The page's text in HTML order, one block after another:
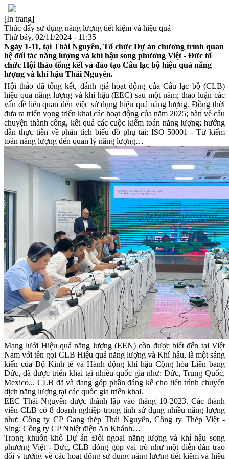
[In trang]
Thúc đẩy sử dụng năng lượng tiết kiệm và hiệu quả
Thứ bảy, 02/11/2024 - 11:35
Ngày 1-11, tại Thái Nguyên, Tổ chức Dự án chương trình quan
hệ đối tác năng lượng và khí hậu song phương Việt - Đức tổ
chức Hội thảo tổng kết và đào tạo Câu lạc bộ hiệu quả năng
lượng và khí hậu Thái Nguyên.
Hội thảo đã tổng kết, đánh giá hoạt động của Câu lạc bộ (CLB)
hiệu quả năng lượng và khí hậu (EEC) sau một năm; thảo luận các
vấn đề liên quan đến việc sử dụng hiệu quả năng lượng. Đồng thời
đưa ra triển vọng triển khai các hoạt động của năm 2025; bàn về câu
chuyện thành công, kết quả các cuộc kiểm toán năng lượng; hướng
dẫn thực tiễn về phân tích biểu đồ phụ tải; ISO 50001 - Từ kiểm
toán năng lượng đến quản lý năng lượng…
Mạng lưới Hiệu quả năng lượng (EEN) còn được biết đến tại Việt
Nam với tên gọi CLB Hiệu quả năng lượng và Khí hậu, là một sáng
kiến của Bộ Kinh tế và Hành động khí hậu Cộng hòa Liên bang
Đức, đã được triển khai tại nhiều quốc gia như: Đức, Trung Quốc,
Mexico... CLB đã và đang góp phần đáng kể cho tiến trình chuyển
dịch năng lượng tại các quốc gia triển khai.
EEC Thái Nguyên được thành lập vào tháng 10-2023. Các thành
viên CLB có 8 doanh nghiệp trong tỉnh sử dụng nhiều năng lượng
như: Công ty CP Gang thép Thái Nguyên, Công ty Thép Việt -
Sing; Công ty CP Nhiệt điện An Khánh…
Trong khuôn khổ Dự án Đối ngoại năng lượng và khí hậu song
phương Việt - Đức, CLB đóng góp vai trò như một diễn đàn trao
đổi ý tưởng về các hoạt động sử dụng năng lượng tiết kiệm và hiệu